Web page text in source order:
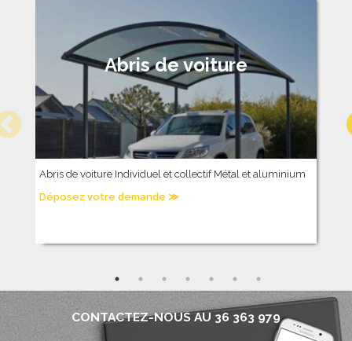
Abris de voiture
Abris de voiture Individuel et collectif Métal et aluminium
Déposez votre demande ≫
CONTACTEZ-NOUS AU 36 363 979